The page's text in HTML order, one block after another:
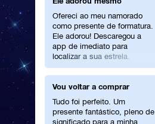
Ofereci ao meu namorado
como presente de formatura.
Ele adorou! Descaregou a
app de imediato para
localizar a sua estrela.
Vou voltar a comprar
Tudo foi perfeito. Um
presente fantástico, pleno de
significado para a minha